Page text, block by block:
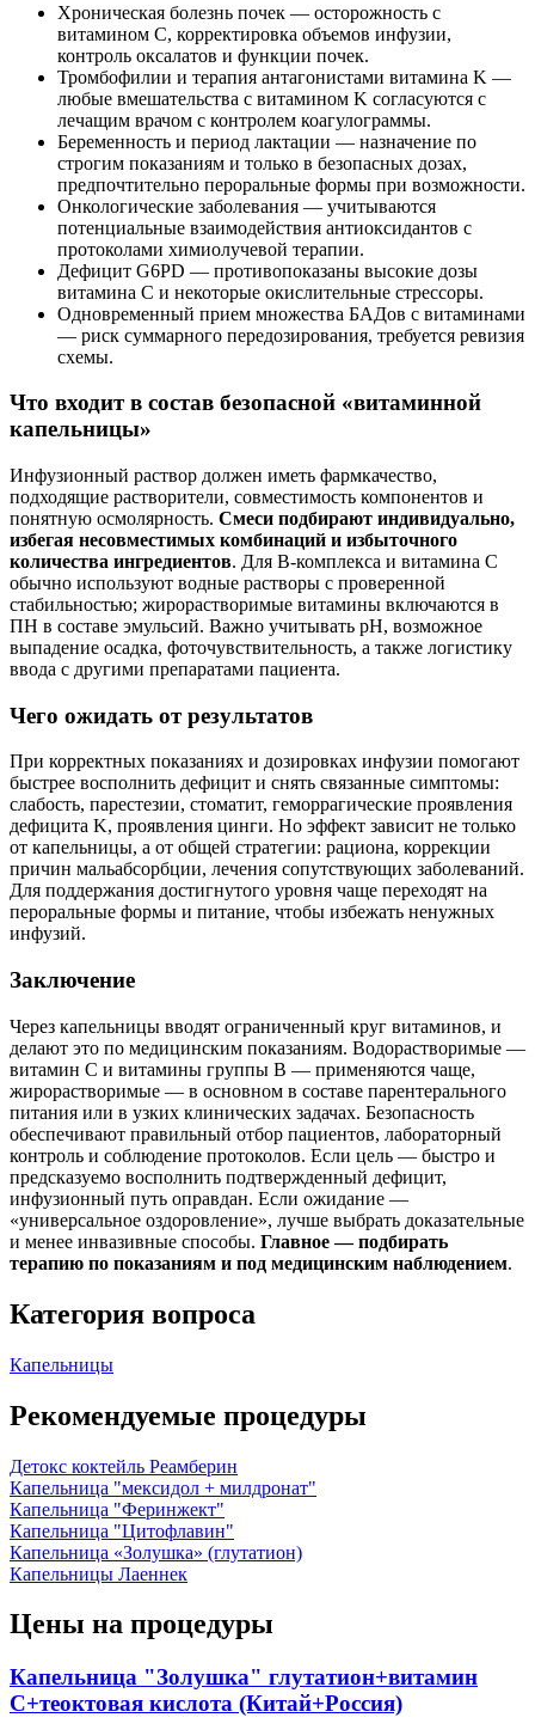
Хроническая болезнь почек — осторожность с
витамином С, корректировка объемов инфузии,
контроль оксалатов и функции почек.
Тромбофилии и терапия антагонистами витамина K —
любые вмешательства с витамином K согласуются с
лечащим врачом с контролем коагулограммы.
Беременность и период лактации — назначение по
строгим показаниям и только в безопасных дозах,
предпочтительно пероральные формы при возможности.
Онкологические заболевания — учитываются
потенциальные взаимодействия антиоксидантов с
протоколами химиолучевой терапии.
Дефицит G6PD — противопоказаны высокие дозы
витамина С и некоторые окислительные стрессоры.
Одновременный прием множества БАДов с витаминами
— риск суммарного передозирования, требуется ревизия
схемы.
Что входит в состав безопасной «витаминной
капельницы»
Инфузионный раствор должен иметь фармкачество,
подходящие растворители, совместимость компонентов и
понятную осмолярность. Смеси подбирают индивидуально,
избегая несовместимых комбинаций и избыточного
количества ингредиентов. Для B-комплекса и витамина С
обычно используют водные растворы с проверенной
стабильностью; жирорастворимые витамины включаются в
ПН в составе эмульсий. Важно учитывать pH, возможное
выпадение осадка, фоточувствительность, а также логистику
ввода с другими препаратами пациента.
Чего ожидать от результатов
При корректных показаниях и дозировках инфузии помогают
быстрее восполнить дефицит и снять связанные симптомы:
слабость, парестезии, стоматит, геморрагические проявления
дефицита K, проявления цинги. Но эффект зависит не только
от капельницы, а от общей стратегии: рациона, коррекции
причин мальабсорбции, лечения сопутствующих заболеваний.
Для поддержания достигнутого уровня чаще переходят на
пероральные формы и питание, чтобы избежать ненужных
инфузий.
Заключение
Через капельницы вводят ограниченный круг витаминов, и
делают это по медицинским показаниям. Водорастворимые —
витамин С и витамины группы B — применяются чаще,
жирорастворимые — в основном в составе парентерального
питания или в узких клинических задачах. Безопасность
обеспечивают правильный отбор пациентов, лабораторный
контроль и соблюдение протоколов. Если цель — быстро и
предсказуемо восполнить подтвержденный дефицит,
инфузионный путь оправдан. Если ожидание —
«универсальное оздоровление», лучше выбрать доказательные
и менее инвазивные способы. Главное — подбирать
терапию по показаниям и под медицинским наблюдением.
Категория вопроса
Капельницы
Рекомендуемые процедуры
Детокс коктейль Реамберин
Капельница "мексидол + милдронат"
Капельница "Феринжект"
Капельница "Цитофлавин"
Капельница «Золушка» (глутатион)
Капельницы Лаеннек
Цены на процедуры
Капельница "Золушка" глутатион+витамин
С+теоктовая кислота (Китай+Россия)